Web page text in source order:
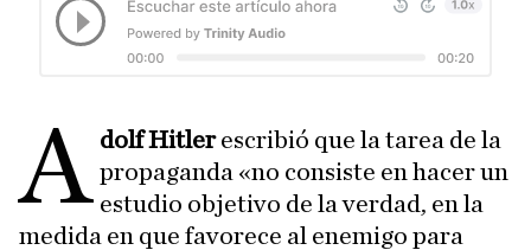
A dolf Hitlerescribió que la tarea de la
propaganda «no consiste en hacer un
estudio objetivo de la verdad, en la
medida en que favorece al enemigo para